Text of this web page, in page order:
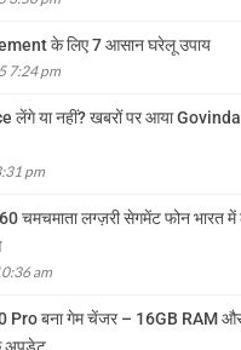
के लिए 7 आसान घरेलू उपाय
7:24 pm
या नहीं? खबरों पर आया Govinda
pm
चमचमाता लग्ज़री सेगमेंट फोन भारत में
am
Pro बना गेम चेंजर – 16GB RAM
अपडेट